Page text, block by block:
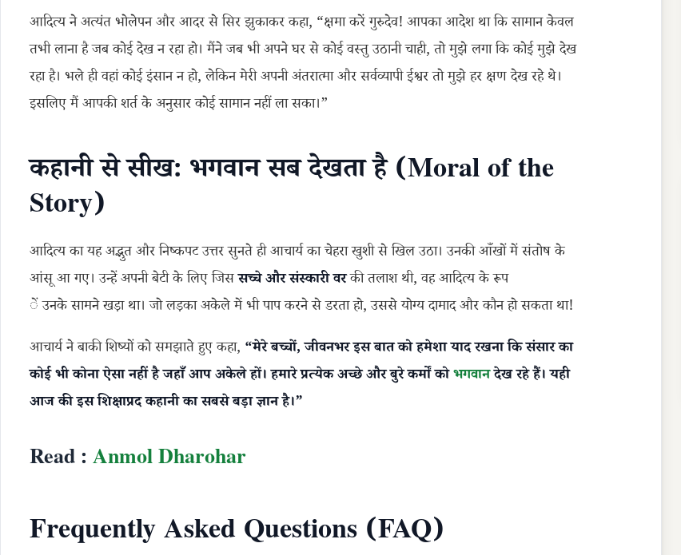
आदित्य ने अत्यंत भोलेपन और आदर से सिर झुकाकर कहा, “क्षमा करें गुरुदेव! आपका आदेश था कि सामान केवल
तभी लाना है जब कोई देख न रहा हो। मैंने जब भी अपने घर से कोई वस्तु उठानी चाही, तो मुझे लगा कि कोई मुझे देख
रहा है। भले ही वहां कोई इंसान न हो, लेकिन मेरी अपनी अंतरात्मा और सर्वव्यापी ईश्वर तो मुझे हर क्षण देख रहे थे।
इसलिए मैं आपकी शर्त के अनुसार कोई सामान नहीं ला सका।”
कहानी से सीख: भगवान सब देखता है (Moral of the
Story)
आदित्य का यह अद्भुत और निष्कपट उत्तर सुनते ही आचार्य का चेहरा खुशी से खिल उठा। उनकी आँखों में संतोष के
आंसू आ गए। उन्हें अपनी बेटी के लिए जिससच्चे और संस्कारी वरकी तलाश थी, वह आदित्य के रूप
ें उनके सामने खड़ा था। जो लड़का अकेले में भी पाप करने से डरता हो, उससे योग्य दामाद और कौन हो सकता था!
आचार्य ने बाकी शिष्यों को समझाते हुए कहा, “मेरे बच्चों, जीवनभर इस बात को हमेशा याद रखना कि संसार का
कोई भी कोना ऐसा नहीं है जहाँ आप अकेले हों। हमारे प्रत्येक अच्छे और बुरे कर्मों कोभगवानदेख रहे हैं। यही
आज की इस शिक्षाप्रद कहानी का सबसे बड़ा ज्ञान है।”
Read : Anmol Dharohar
Frequently Asked Questions (FAQ)